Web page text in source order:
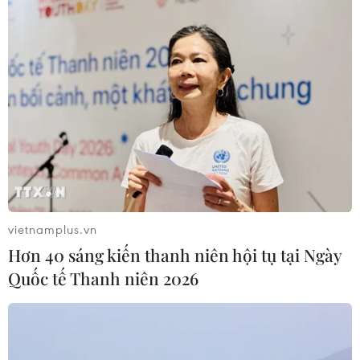
Meta bồi thường gần 600 triệu USD
vì gây tổn hại sức khỏe tâm thần trẻ
em
07/08/2026 04:28
Chuyên gia Canada đánh giá cao bản
lĩnh đối ngoại của Việt Nam
07/08/2026 03:49
Venezuela khởi động đàm phán về
tiến trình chuyển giao chính trị
07/08/2026 02:58
vietnamplus.vn
Hơn 40 sáng kiến thanh niên hội tụ tại Ngày
Quốc tế Thanh niên 2026